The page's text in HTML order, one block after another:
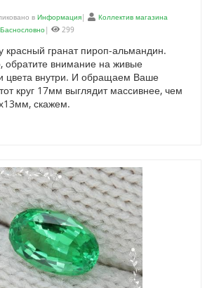
в Информация|
Коллектив магазина
| 299
красный гранат пироп-альмандин.
обратите внимание на живые
цвета внутри. И обращаем Ваше
круг 17мм выглядит массивнее, чем
скажем.